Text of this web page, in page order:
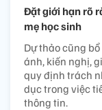
Đặt giới hạn rõ
mẹ học sinh
Dự thảo cũng
ánh, kiến nghị,
quy định trách
dục trong việc
thông tin.